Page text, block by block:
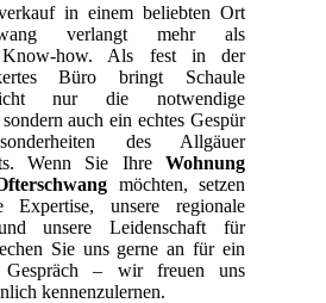
in einem beliebten Ort
verlangt mehr als
Know-how. Als fest in der
Büro bringt Schaule
nur die notwendige
auch ein echtes Gespür
des Allgäuer
Wenn Sie IhreWohnung
möchten, setzen
Expertise, unsere regionale
unsere Leidenschaft für
Sie uns gerne an für ein
Gespräch – wir freuen uns
kennenzulernen.